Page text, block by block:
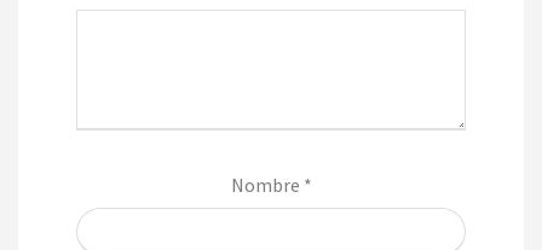
Nombre *